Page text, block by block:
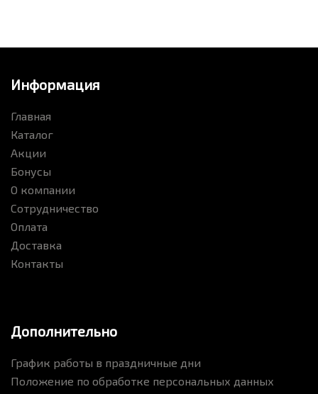
Информация
Главная
Каталог
Акции
Бонусы
О компании
Сотрудничество
Оплата
Доставка
Контакты
Дополнительно
График работы в праздничные дни
Положение по обработке персональных данных